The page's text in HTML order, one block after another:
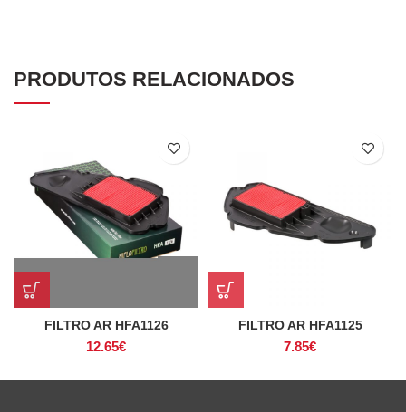
PRODUTOS RELACIONADOS
FILTRO AR HFA1126
12.65€
FILTRO AR HFA1125
7.85€